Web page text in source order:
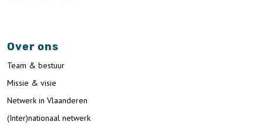
Over ons
Team & bestuur
Missie & visie
Netwerk in Vlaanderen
(Inter)nationaal netwerk